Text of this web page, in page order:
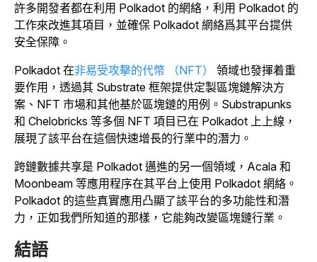
許多開發者都在利用 Polkadot 的網絡，利用 Polkadot 的
工作來改進其項目，並確保 Polkadot 網絡爲其平台提供
安全保障。
Polkadot 在非易受攻擊的代幣 （NFT）
領域也發揮着重
要作用，透過其 Substrate 框架提供定製區塊鏈解決方
案、NFT 市場和其他基於區塊鏈的用例。Substrapunks
和 Chelobricks 等多個 NFT 項目已在 Polkadot 上上線，
展現了該平台在這個快速增長的行業中的潛力。
跨鏈數據共享是 Polkadot 邁進的另一個領域，Acala 和
Moonbeam 等應用程序在其平台上使用 Polkadot 網絡。
Polkadot 的這些真實應用凸顯了該平台的多功能性和潛
力，正如我們所知道的那樣，它能夠改變區塊鏈行業。
結語